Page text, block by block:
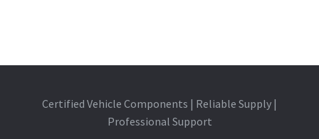
Certified Vehicle Components | Reliable Supply |
Professional Support